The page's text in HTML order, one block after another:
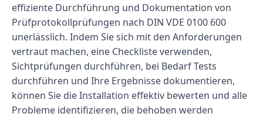
effiziente Durchführung und Dokumentation von
Prüfprotokollprüfungen nach DIN VDE 0100 600
unerlässlich. Indem Sie sich mit den Anforderungen
vertraut machen, eine Checkliste verwenden,
Sichtprüfungen durchführen, bei Bedarf Tests
durchführen und Ihre Ergebnisse dokumentieren,
können Sie die Installation effektiv bewerten und alle
Probleme identifizieren, die behoben werden